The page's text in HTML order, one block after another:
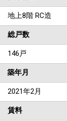
地上8階 RC造
総戸数
146戸
築年月
2021年2月
賃料